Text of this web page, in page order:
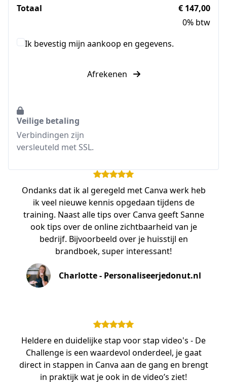
Totaal
€ 147,00
0% btw
Ik bevestig mijn aankoop en gegevens.
Afrekenen
Veilige betaling
Verbindingen zijn
versleuteld met SSL.
Ondanks dat ik al geregeld met Canva werk heb
ik veel nieuwe kennis opgedaan tijdens de
training. Naast alle tips over Canva geeft Sanne
ook tips over de online zichtbaarheid van je
bedrijf. Bijvoorbeeld over je huisstijl en
brandboek, super interessant!
Charlotte - Personaliseerjedonut.nl
Heldere en duidelijke stap voor stap video's - De
Challenge is een waardevol onderdeel, je gaat
direct in stappen in Canva aan de gang en brengt
in praktijk wat je ook in de video’s ziet!